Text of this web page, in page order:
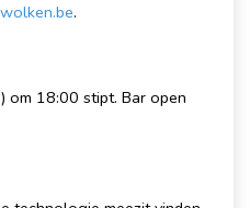
.
18:00 stipt. Bar open